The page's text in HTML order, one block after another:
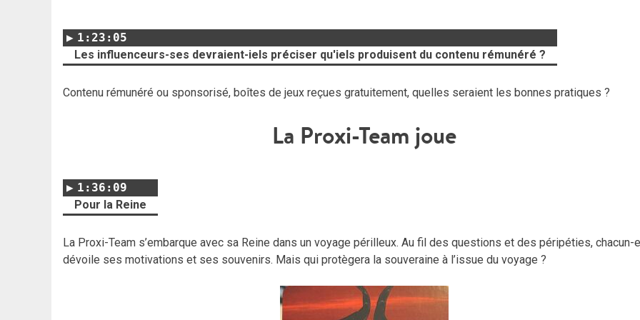
1:23:05
Les influenceurs-ses devraient-iels préciser qu'iels produisent du contenu rémunéré ?
Contenu rémunéré ou sponsorisé, boîtes de jeux reçues gratuitement, quelles seraient les bonnes pratiques ?
La Proxi-Team joue
1:36:09
Pour la Reine
La Proxi-Team s’embarque avec sa Reine dans un voyage périlleux. Au fil des questions et des péripéties, chacun-e
dévoile ses motivations et ses souvenirs. Mais qui protègera la souveraine à l’issue du voyage ?